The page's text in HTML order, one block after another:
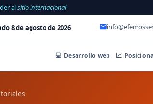
alsitio internacional
8 de agosto de 2026
💻 Desarrollo web 📈